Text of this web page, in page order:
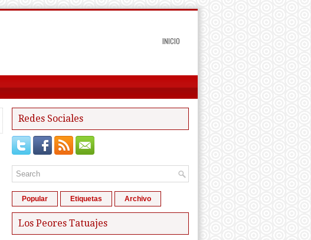
INICIO
Redes Sociales
Popular Etiquetas Archivo
Los Peores Tatuajes